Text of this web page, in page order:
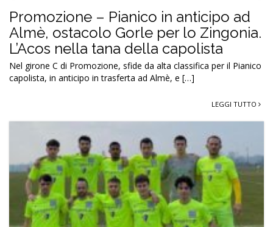
Promozione – Pianico in anticipo ad
Almè, ostacolo Gorle per lo Zingonia.
L’Acos nella tana della capolista
Nel girone C di Promozione, sfide da alta classifica per il Pianico
capolista, in anticipo in trasferta ad Almè, e […]
LEGGI TUTTO